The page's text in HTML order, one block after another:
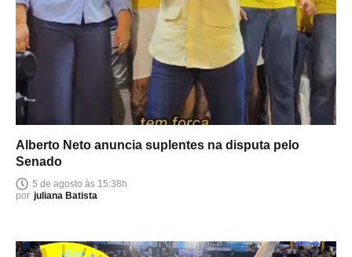
Alberto Neto anuncia suplentes na disputa pelo
Senado
5 de agosto às 15:38h
por juliana Batista